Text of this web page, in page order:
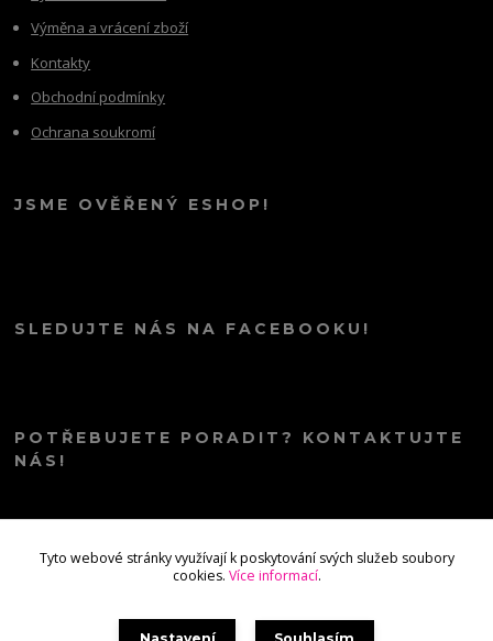
Výměna a vrácení zboží
Kontakty
Obchodní podmínky
Ochrana soukromí
JSME OVĚŘENÝ ESHOP!
SLEDUJTE NÁS NA FACEBOOKU!
POTŘEBUJETE PORADIT? KONTAKTUJTE
NÁS!
Tyto webové stránky využívají k poskytování svých služeb soubory
cookies. Více informací.